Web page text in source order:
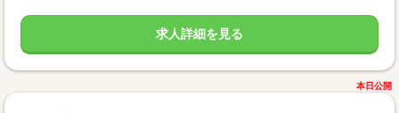
求人詳細を見る
本日公開